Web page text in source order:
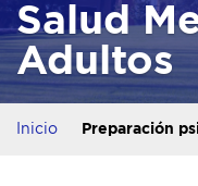
Salud
Adultos
Inicio Preparación